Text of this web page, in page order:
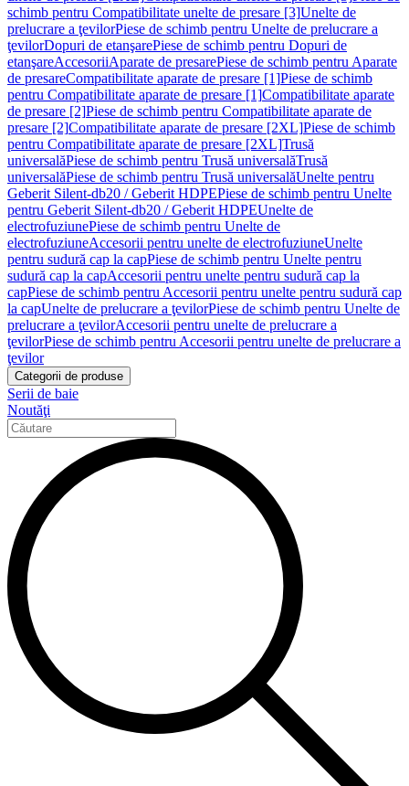
schimb pentru Compatibilitate unelte de presare [3]Unelte de
prelucrare a ţevilorPiese de schimb pentru Unelte de prelucrare a
ţevilorDopuri de etanşarePiese de schimb pentru Dopuri de
etanşareAccesoriiAparate de presarePiese de schimb pentru Aparate
de presareCompatibilitate aparate de presare [1]Piese de schimb
pentru Compatibilitate aparate de presare [1]Compatibilitate aparate
de presare [2]Piese de schimb pentru Compatibilitate aparate de
presare [2]Compatibilitate aparate de presare [2XL]Piese de schimb
pentru Compatibilitate aparate de presare [2XL]Trusă
universalăPiese de schimb pentru Trusă universalăTrusă
universalăPiese de schimb pentru Trusă universalăUnelte pentru
Geberit Silent-db20 / Geberit HDPEPiese de schimb pentru Unelte
pentru Geberit Silent-db20 / Geberit HDPEUnelte de
electrofuziunePiese de schimb pentru Unelte de
electrofuziuneAccesorii pentru unelte de electrofuziuneUnelte
pentru sudură cap la capPiese de schimb pentru Unelte pentru
sudură cap la capAccesorii pentru unelte pentru sudură cap la
capPiese de schimb pentru Accesorii pentru unelte pentru sudură cap
la capUnelte de prelucrare a ţevilorPiese de schimb pentru Unelte de
prelucrare a ţevilorAccesorii pentru unelte de prelucrare a
ţevilorPiese de schimb pentru Accesorii pentru unelte de prelucrare a
ţevilor
Categorii de produse
Serii de baie
Noutăţi